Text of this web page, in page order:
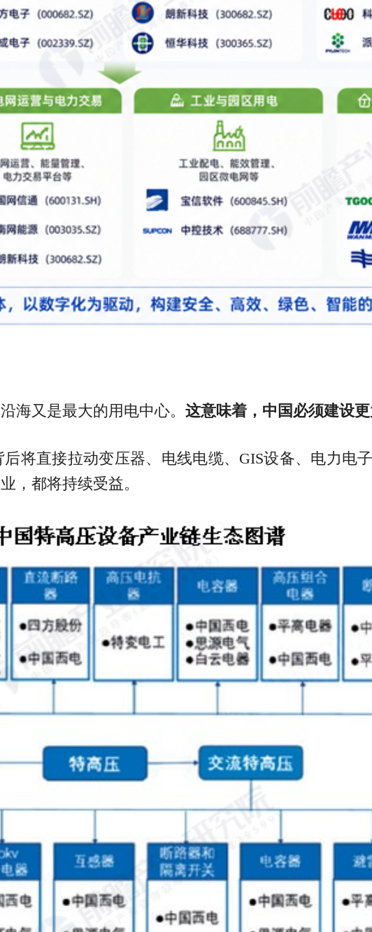
海又是最大的用电中心。 这意味着，中国必须建设更
将直接拉动变压器、电线电缆、GIS设备、电力电
，都将持续受益。